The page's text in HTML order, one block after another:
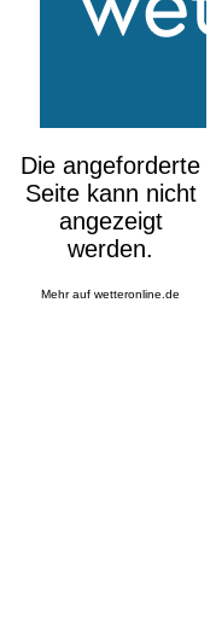
Mehr aufwetteronline.de